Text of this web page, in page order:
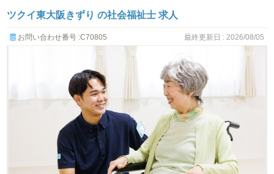
ツクイ東大阪きずり の社会福祉士 求人
お問い合わせ番号 :C70805 最終更新日 : 2026/08/05